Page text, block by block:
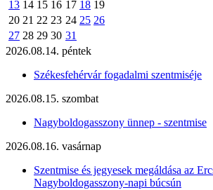
13 14 15 16 17 18 19
20 21 22 23 24 25 26
27 28 29 30 31
2026.08.14. péntek
Székesfehérvár fogadalmi szentmiséje
2026.08.15. szombat
Nagyboldogasszony ünnep - szentmise
2026.08.16. vasárnap
Szentmise és jegyesek megáldása az
Nagyboldogasszony-napi búcsún